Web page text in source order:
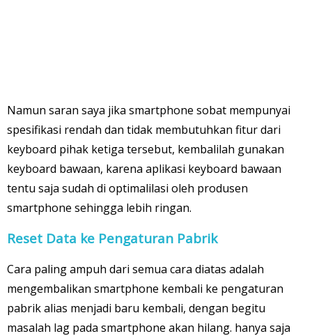
Namun saran saya jika smartphone sobat mempunyai
spesifikasi rendah dan tidak membutuhkan fitur dari
keyboard pihak ketiga tersebut, kembalilah gunakan
keyboard bawaan, karena aplikasi keyboard bawaan
tentu saja sudah di optimalilasi oleh produsen
smartphone sehingga lebih ringan.
Reset Data ke Pengaturan Pabrik
Cara paling ampuh dari semua cara diatas adalah
mengembalikan smartphone kembali ke pengaturan
pabrik alias menjadi baru kembali, dengan begitu
masalah lag pada smartphone akan hilang. hanya saja